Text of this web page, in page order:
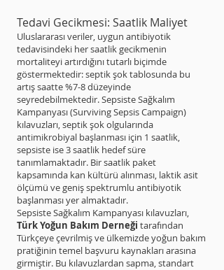
Tedavi Gecikmesi: Saatlik Maliyet
Uluslararası veriler, uygun antibiyotik
tedavisindeki her saatlik gecikmenin
mortaliteyi artırdığını tutarlı biçimde
göstermektedir: septik şok tablosunda bu
artış saatte %7-8 düzeyinde
seyredebilmektedir. Sepsiste Sağkalım
Kampanyası (Surviving Sepsis Campaign)
kılavuzları, septik şok olgularında
antimikrobiyal başlanması için 1 saatlik,
sepsiste ise 3 saatlik hedef süre
tanımlamaktadır. Bir saatlik paket
kapsamında kan kültürü alınması, laktik asit
ölçümü ve geniş spektrumlu antibiyotik
başlanması yer almaktadır.
Sepsiste Sağkalım Kampanyası kılavuzları,
Türk Yoğun Bakım Derneği tarafından
Türkçeye çevrilmiş ve ülkemizde yoğun bakım
pratiğinin temel başvuru kaynakları arasına
girmiştir. Bu kılavuzlardan sapma, standart